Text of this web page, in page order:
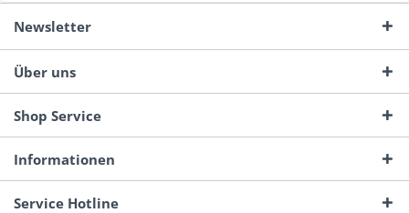
Newsletter
Über uns
Shop Service
Informationen
Service Hotline